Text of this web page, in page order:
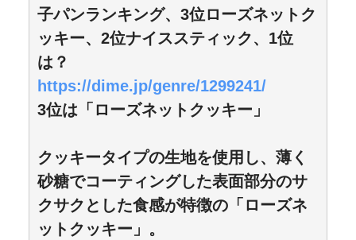
子パンランキング、3位ローズネットク
ッキー、2位ナイススティック、1位
は？
https://dime.jp/genre/1299241/
3位は「ローズネットクッキー」
クッキータイプの生地を使用し、薄く
砂糖でコーティングした表面部分のサ
クサクとした食感が特徴の「ローズネ
ットクッキー」。